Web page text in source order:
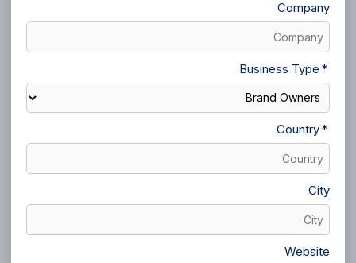
Company
Business Type
Country
City
Website